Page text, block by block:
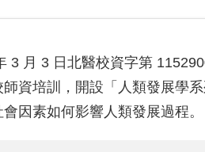
3 月 3 日北醫校資字第
資培訓，開設「人類發展學系
因素如何影響人類發展過程。